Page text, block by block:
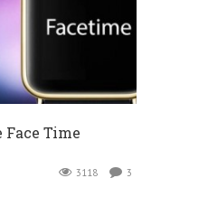
Face Time
3118 3